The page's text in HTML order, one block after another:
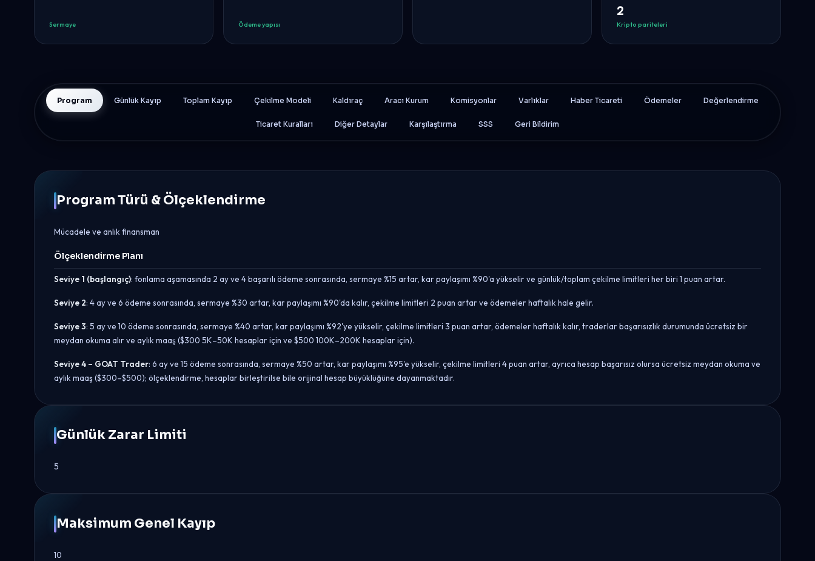
Sermaye Ödeme yapısı
2
Kripto pariteleri
Program Günlük Kayıp Toplam Kayıp Çekilme Modeli Kaldıraç Aracı Kurum Komisyonlar Varlıklar Haber Ticareti Ödemeler Değerlendirme
Ticaret Kuralları Diğer Detaylar Karşılaştırma SSS Geri Bildirim
Program Türü & Ölçeklendirme
Mücadele ve anlık finansman
Ölçeklendirme Planı
Seviye 1 (başlangıç): fonlama aşamasında 2 ay ve 4 başarılı ödeme sonrasında, sermaye %15 artar, kar paylaşımı %90'a yükselir ve günlük/toplam çekilme limitleri her biri 1 puan artar.
Seviye 2: 4 ay ve 6 ödeme sonrasında, sermaye %30 artar, kar paylaşımı %90'da kalır, çekilme limitleri 2 puan artar ve ödemeler haftalık hale gelir.
Seviye 3: 5 ay ve 10 ödeme sonrasında, sermaye %40 artar, kar paylaşımı %92'ye yükselir, çekilme limitleri 3 puan artar, ödemeler haftalık kalır, traderlar başarısızlık durumunda ücretsiz bir
meydan okuma alır ve aylık maaş ($300 5K–50K hesaplar için ve $500 100K–200K hesaplar için).
Seviye 4 – GOAT Trader: 6 ay ve 15 ödeme sonrasında, sermaye %50 artar, kar paylaşımı %95'e yükselir, çekilme limitleri 4 puan artar, ayrıca hesap başarısız olursa ücretsiz meydan okuma ve
aylık maaş ($300–$500); ölçeklendirme, hesaplar birleştirilse bile orijinal hesap büyüklüğüne dayanmaktadır.
Günlük Zarar Limiti
5
Maksimum Genel Kayıp
10